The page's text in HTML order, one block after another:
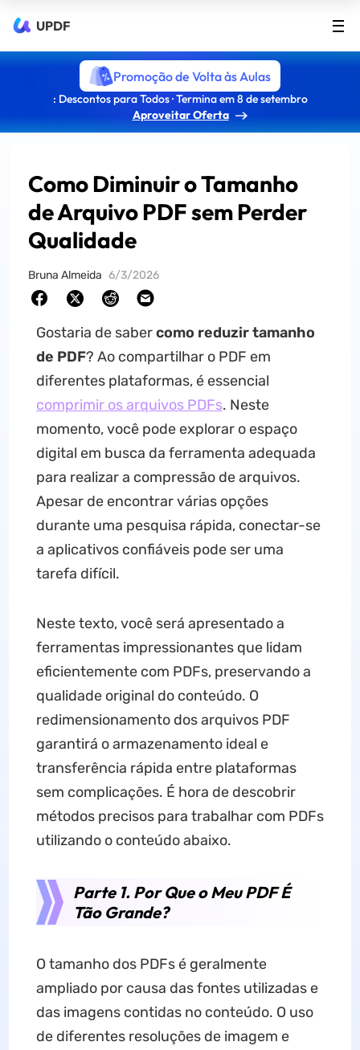
UPDF
Promoção de Volta às Aulas
: Descontos para Todos · Termina em 8 de setembro
Aproveitar Oferta
Como Diminuir o Tamanho
de Arquivo PDF sem Perder
Qualidade
Bruna Almeida 6/3/2026
Gostaria de sabercomo reduzir tamanho
de PDF? Ao compartilhar o PDF em
diferentes plataformas, é essencial
comprimir os arquivos PDFs. Neste
momento, você pode explorar o espaço
digital em busca da ferramenta adequada
para realizar a compressão de arquivos.
Apesar de encontrar várias opções
durante uma pesquisa rápida, conectar-se
a aplicativos confiáveis pode ser uma
tarefa difícil.
Neste texto, você será apresentado a
ferramentas impressionantes que lidam
eficientemente com PDFs, preservando a
qualidade original do conteúdo. O
redimensionamento dos arquivos PDF
garantirá o armazenamento ideal e
transferência rápida entre plataformas
sem complicações. É hora de descobrir
métodos precisos para trabalhar com PDFs
utilizando o conteúdo abaixo.
Parte 1. Por Que o Meu PDF É
Tão Grande?
O tamanho dos PDFs é geralmente
ampliado por causa das fontes utilizadas e
das imagens contidas no conteúdo. O uso
de diferentes resoluções de imagem e